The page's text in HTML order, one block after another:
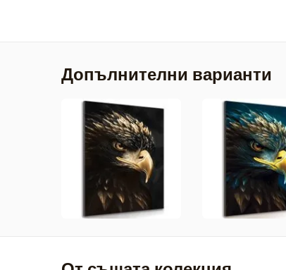
Допълнителни варианти